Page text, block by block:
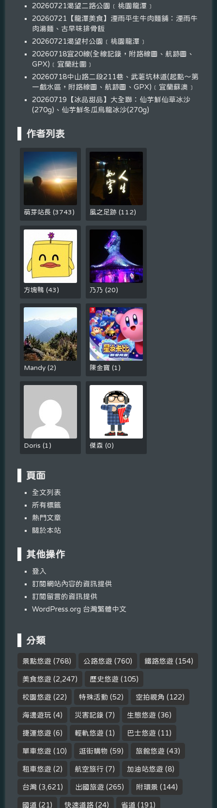
20260721渴望二路公園﹝桃園龍潭﹞
20260721【龍潭美食】湮雨平生牛肉麵舖：湮雨牛
肉湯麵、古早味排骨飯
20260721渴望村公園﹝桃園龍潭﹞
20260718宜20線(全線記錄，附路線圖、航跡圖、
GPX)﹝宜蘭壯圍﹞
20260718中山路二段211巷、武荖坑林道(起點～第
一戲水區，附路線圖、航跡圖、GPX)﹝宜蘭蘇澳﹞
20260719【冰品甜品】大全聯：仙芋鮮仙草冰沙
(270g)、仙芋鮮冬瓜烏龍冰沙(270g)
作者列表
萌芽站長(3743 ) 風之足跡(112)
方塊鴨(43 ) 乃乃(20)
Mandy(2) 陳金寶(1 )
Doris(1 ) 傑森(0)
頁面
全文列表
所有標籤
熱門文章
關於本站
其他操作
登入
訂閱網站內容的資訊提供
訂閱留言的資訊提供
WordPress.org 台灣繁體中文
分類
景點悠遊 (768) 公路悠遊 (760) 鐵路悠遊 (154)
美食悠遊 (2,247) 歷史悠遊 (105)
校園悠遊 (22) 特殊活動 (52) 空拍視角 (122)
海邊遊玩 (4) 災害記錄 (7) 生態悠遊 (36)
捷運悠遊 (6) 輕軌悠遊 (1) 巴士悠遊 (11)
單車悠遊 (10) 逛街購物 (59) 旅館悠遊 (43)
租車悠遊 (2) 航空旅行 (7) 加油站悠遊 (8)
台灣 (3,621) 出國旅遊 (265) 附環景 (144)
國道 (21) 快速道路 (24) 省道 (191)